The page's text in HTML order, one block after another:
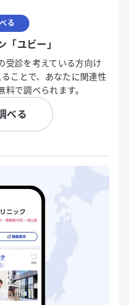
る
「ユビー」
受診を考えている方向け
ことで、あなたに関連性
で調べられます。
べる